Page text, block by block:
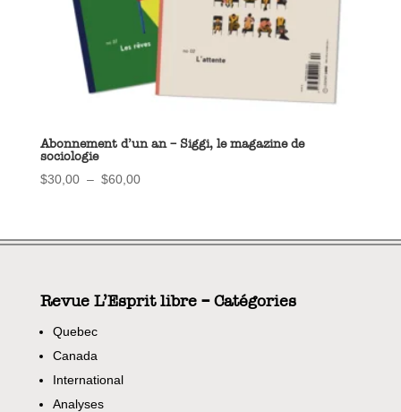
Abonnement d’un an – Siggi, le magazine de
sociologie
$30,00 – $60,00Plage
$30,00
Revue L’Esprit libre – Catégories
Quebec
Canada
International
Analyses